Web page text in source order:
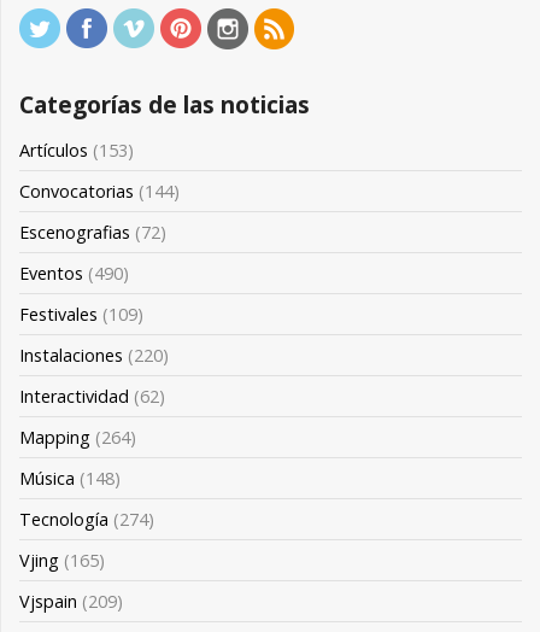
Categorías de las noticias
Artículos (153)
Convocatorias (144)
Escenografias (72)
Eventos (490)
Festivales (109)
Instalaciones (220)
Interactividad (62)
Mapping (264)
Música (148)
Tecnología (274)
Vjing (165)
Vjspain (209)